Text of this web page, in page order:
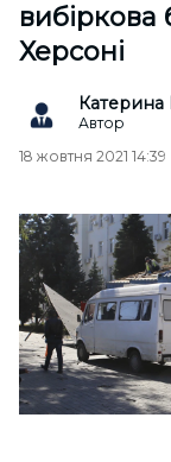
вибіркова
Херсоні
Катерина
Автор
18 жовтня 2021 14:39